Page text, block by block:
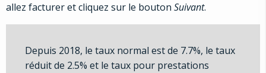
allez facturer et cliquez sur le bouton Suivant.
Depuis 2018, le taux normal est de 7.7%, le taux
réduit de 2.5% et le taux pour prestations